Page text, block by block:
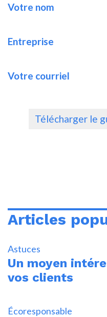
Votre nom
Entreprise
Votre courriel
Articles
Astuces
Un moyen
vos clients
Écoresponsable